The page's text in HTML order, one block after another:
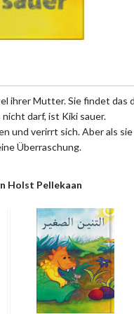
ihrer Mutter. Sie findet
darf, ist Kiki sauer.
und verirrt sich. Aber als
Überraschung.
Holst Pellekaan